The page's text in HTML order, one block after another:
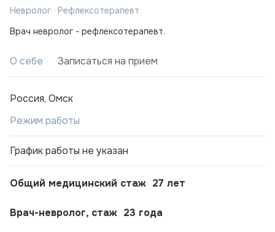
Невролог · Рефлексотерапевт
Врач невролог - рефлексотерапевт.
О себе Записаться на прием
Россия, Омск
Режим работы
График работы не указан
Общий медицинский стаж 27 лет
Врач-невролог, стаж 23 года